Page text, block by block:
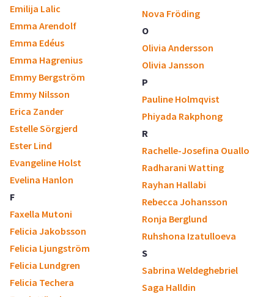
Emilija Lalic
Emma Arendolf
Emma Edéus
Emma Hagrenius
Emmy Bergström
Emmy Nilsson
Erica Zander
Estelle Sörgjerd
Ester Lind
Evangeline Holst
Evelina Hanlon
F
Faxella Mutoni
Felicia Jakobsson
Felicia Ljungström
Felicia Lundgren
Felicia Techera
Nova Fröding
O
Olivia Andersson
Olivia Jansson
P
Pauline Holmqvist
Phiyada Rakphong
R
Rachelle-Josefina Ouallo
Radharani Watting
Rayhan Hallabi
Rebecca Johansson
Ronja Berglund
Ruhshona Izatulloeva
S
Sabrina Weldeghebriel
Saga Halldin